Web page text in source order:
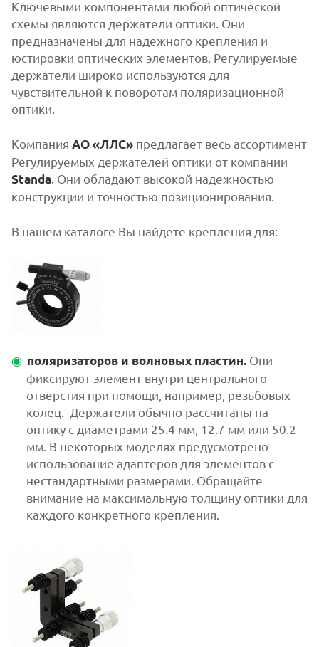
Ключевыми компонентами любой оптической
схемы являются держатели оптики. Они
предназначены для надежного крепления и
юстировки оптических элементов. Регулируемые
держатели широко используются для
чувствительной к поворотам поляризационной
оптики.
Компания АО «ЛЛС» предлагает весь ассортимент
Регулируемых держателей оптики от компании
Standa . Они обладают высокой надежностью
конструкции и точностью позиционирования.
В нашем каталоге Вы найдете крепления для:
поляризаторов и волновых пластин. Они
фиксируют элемент внутри центрального
отверстия при помощи, например, резьбовых
колец. Держатели обычно рассчитаны на
оптику с диаметрами 25.4 мм, 12.7 мм или 50.2
мм. В некоторых моделях предусмотрено
использование адаптеров для элементов с
нестандартными размерами. Обращайте
внимание на максимальную толщину оптики для
каждого конкретного крепления.